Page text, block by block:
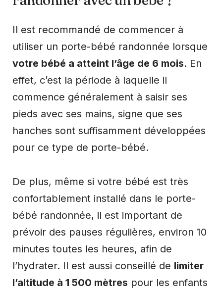
Il est recommandé de commencer à
utiliser un porte-bébé randonnée lorsque
votre bébé a atteint l’âge de 6 mois. En
effet, c’est la période à laquelle il
commence généralement à saisir ses
pieds avec ses mains, signe que ses
hanches sont suffisamment développées
pour ce type de porte-bébé.
De plus, même si votre bébé est très
confortablement installé dans le porte-
bébé randonnée, il est important de
prévoir des pauses régulières, environ 10
minutes toutes les heures, afin de
l’hydrater. Il est aussi conseillé de limiter
l’altitude à 1 500 mètres pour les enfants